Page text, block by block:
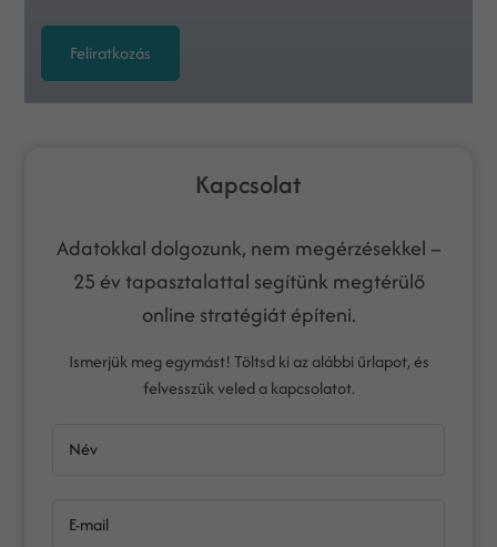
Feliratkozás
Kapcsolat
Adatokkal dolgozunk, nem megérzésekkel –
25 év tapasztalattal segítünk megtérülő
online stratégiát építeni.
Ismerjük meg egymást! Töltsd ki az alábbi űrlapot, és
felvesszük veled a kapcsolatot.
Név
E-mail